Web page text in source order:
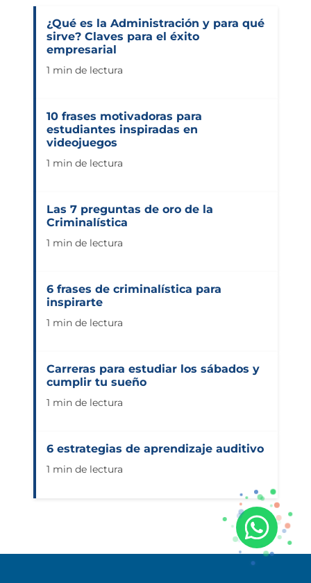
¿Qué es la Administración y para qué
sirve? Claves para el éxito
empresarial
1 min de lectura
10 frases motivadoras para
estudiantes inspiradas en
videojuegos
1 min de lectura
Las 7 preguntas de oro de la
Criminalística
1 min de lectura
6 frases de criminalística para
inspirarte
1 min de lectura
Carreras para estudiar los sábados y
cumplir tu sueño
1 min de lectura
6 estrategias de aprendizaje auditivo
1 min de lectura